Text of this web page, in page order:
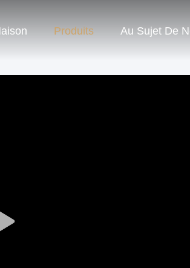
Produits Au Sujet De
Play